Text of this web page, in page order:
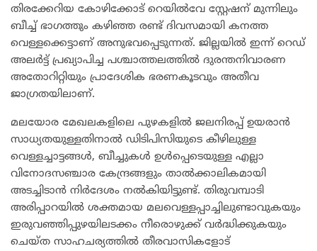
തിരക്കേറിയ കോഴിക്കോട് റെയിൽവേ സ്റ്റേഷന് മുന്നിലും
ബീച്ച് ഭാഗത്തും കഴിഞ്ഞ രണ്ട് ദിവസമായി കനത്ത
വെള്ളക്കെട്ടാണ് അനുഭവപ്പെടുന്നത്. ജില്ലയിൽ ഇന്ന് റെഡ്
അലർട്ട് പ്രഖ്യാപിച്ച പശ്ചാത്തലത്തിൽ ദുരന്തനിവാരണ
അതോറിറ്റിയും പ്രാദേശിക ഭരണകൂടവും അതീവ
ജാഗ്രതയിലാണ്.
​മലയോര മേഖലകളിലെ പുഴകളിൽ ജലനിരപ്പ് ഉയരാൻ
സാധ്യതയുള്ളതിനാൽ ഡിടിപിസിയുടെ കീഴിലുള്ള
വെള്ളച്ചാട്ടങ്ങൾ, ബീച്ചുകൾ ഉൾപ്പെടെയുള്ള എല്ലാ
വിനോദസഞ്ചാര കേന്ദ്രങ്ങളും താൽക്കാലികമായി
അടച്ചിടാൻ നിർദേശം നൽകിയിട്ടുണ്ട്. തിരുവമ്പാടി
അരിപ്പാറയിൽ ശക്തമായ മലവെള്ളപ്പാച്ചിലുണ്ടാവുകയും
ഇരുവഞ്ഞിപ്പുഴയിലടക്കം നീരൊഴുക്ക് വർദ്ധിക്കുകയും
ചെയ്ത സാഹചര്യത്തിൽ തീരവാസികളോട്